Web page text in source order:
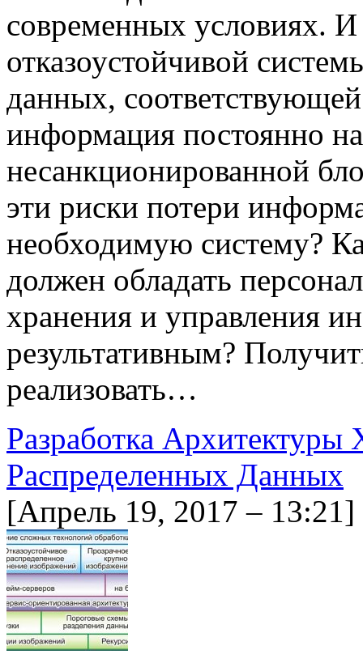
современных условиях.
отказоустойчивой
данных,
информация постоянно
несанкционированной
эти риски потери
необходимую систему?
должен обладать
хранения и управления
результативным?
реализовать…
Разработка
Распределенных Данных
[Апрель 19, 2017 – 13:21]